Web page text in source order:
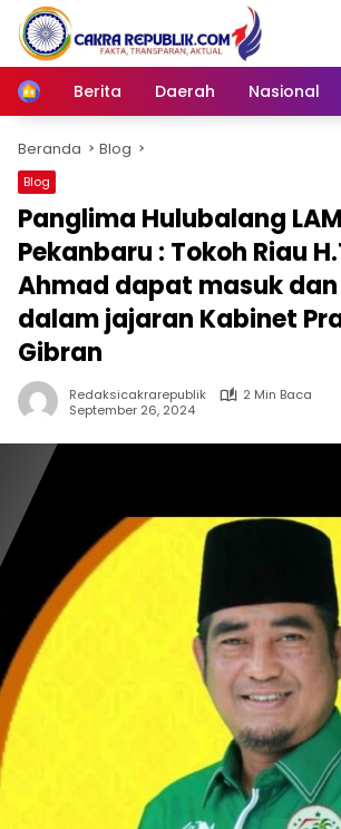
Langsung
konten
Home
Berita Daerah Nasional
Beranda Blog
Blog
Panglima Hulubalang
Pekanbaru : Tokoh Riau
Ahmad dapat masuk
dalam jajaran Kabinet
Gibran
Redaksicakrarepublik
2 Min Baca
September 26, 2024